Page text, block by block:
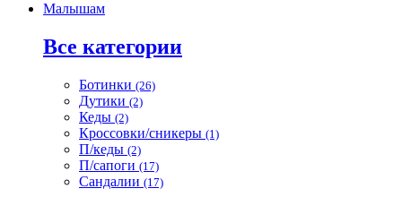
Малышам
Все категории
Ботинки (26)
Дутики (2)
Кеды (2)
Кроссовки/сникеры (1)
П/кеды (2)
П/сапоги (17)
Сандалии (17)